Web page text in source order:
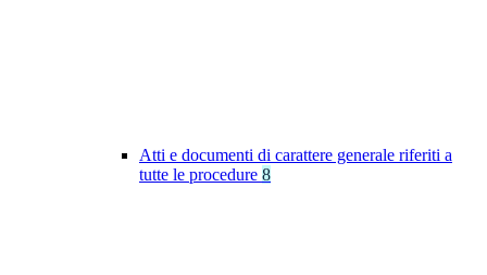
Atti e documenti di carattere generale riferiti a
tutte le procedure 8